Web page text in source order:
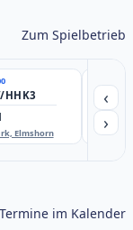
Zum Spielbetrieb
HHK3
Elmshorn
‹
›
im Kalender